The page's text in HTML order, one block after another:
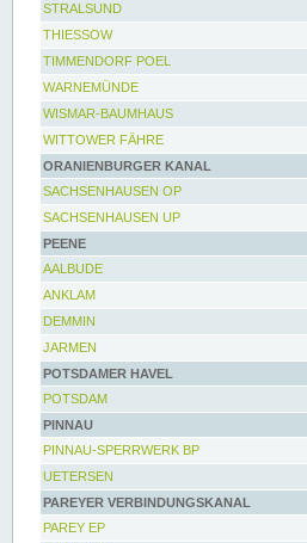
STRALSUND
THIESSOW
TIMMENDORF POEL
WARNEMÜNDE
WISMAR-BAUMHAUS
WITTOWER FÄHRE
ORANIENBURGER KANAL
SACHSENHAUSEN OP
SACHSENHAUSEN UP
PEENE
AALBUDE
ANKLAM
DEMMIN
JARMEN
POTSDAMER HAVEL
POTSDAM
PINNAU
PINNAU-SPERRWERK BP
UETERSEN
PAREYER VERBINDUNGSKANAL
PAREY EP